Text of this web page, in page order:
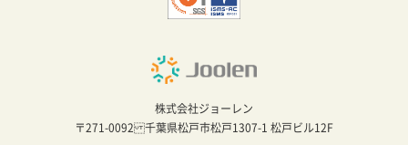
株式会社ジョーレン
〒271-0092 千葉県松戸市松戸1307-1 松戸ビル12F